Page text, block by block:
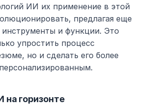
ИИ их применение в этой
предлагая еще
и функции. Это
упростить процесс
но и сделать его более
на горизонте